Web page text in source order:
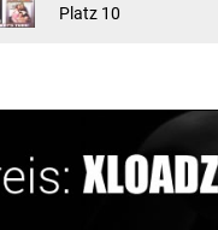
Platz 10